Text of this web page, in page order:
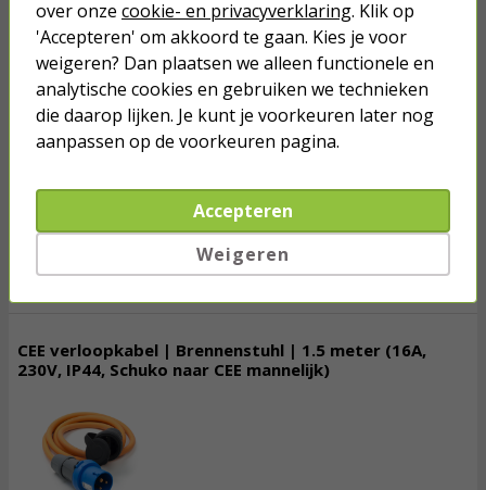
3x2.5mm², IP44, Schuko naar CEE vrouwelijk)
vergroten
12,
95
incl. btw
Tijdelijk uitverkocht Toevoegen
CEE verloopkabel | Brennenstuhl | 1.5 meter (16A,
230V, IP44, Schuko naar CEE mannelijk)
over onze cookie- en privacyverklaring. Klik op
'Accepteren' om akkoord te gaan. Kies je voor
weigeren? Dan plaatsen we alleen functionele en
analytische cookies en gebruiken we technieken
die daarop lijken. Je kunt je voorkeuren later nog
aanpassen op de voorkeuren pagina.
Accepteren
Weigeren